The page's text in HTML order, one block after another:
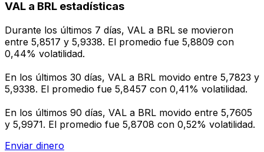
VAL a BRL estadísticas
Durante los últimos 7 días, VAL a BRL se movieron
entre 5,8517 y 5,9338. El promedio fue 5,8809 con
0,44% volatilidad.
En los últimos 30 días, VAL a BRL movido entre 5,7823 y
5,9338. El promedio fue 5,8457 con 0,41% volatilidad.
En los últimos 90 días, VAL a BRL movido entre 5,7605
y 5,9971. El promedio fue 5,8708 con 0,52% volatilidad.
Enviar dinero